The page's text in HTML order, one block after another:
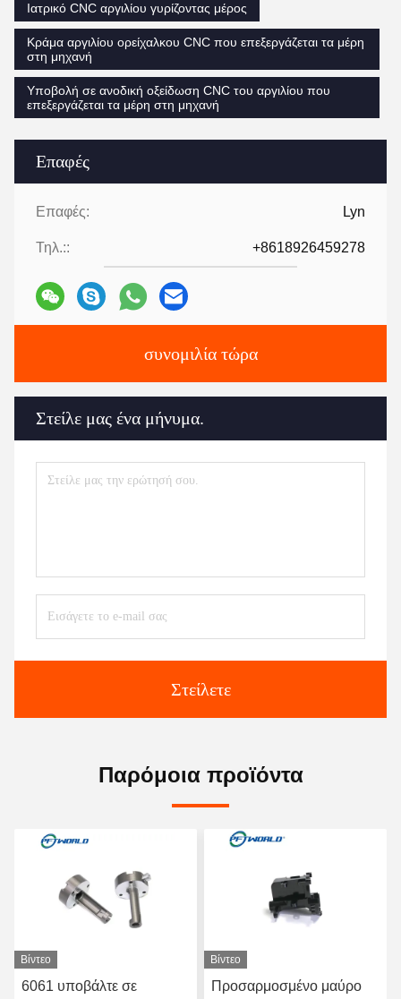
Επαφές
Επαφές: Lyn
Τηλ.:: +8618926459278
συνομιλία τώρα
Στείλε μας ένα μήνυμα.
Στείλετε
Ιατρικό CNC αργιλίου γυρίζοντας μέρος
Κράμα αργιλίου ορείχαλκου CNC που επεξεργάζεται τα μέρη
στη μηχανή
Υποβολή σε ανοδική οξείδωση CNC του αργιλίου που
επεξεργάζεται τα μέρη στη μηχανή
Παρόμοια προϊόντα
Βίντεο
6061 υποβάλτε σε
Βίντεο
Προσαρμοσμένο μαύρο